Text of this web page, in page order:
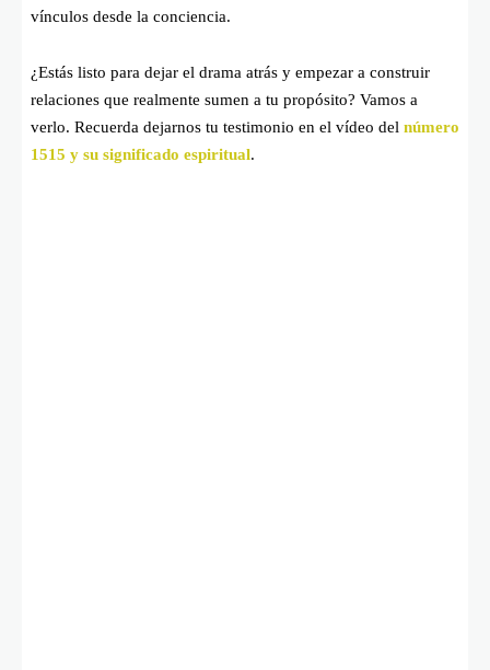
vínculos desde la conciencia.
¿Estás listo para dejar el drama atrás y empezar a construir
relaciones que realmente sumen a tu propósito? Vamos a
verlo. Recuerda dejarnos tu testimonio en el vídeo del número
1515 y su significado espiritual.